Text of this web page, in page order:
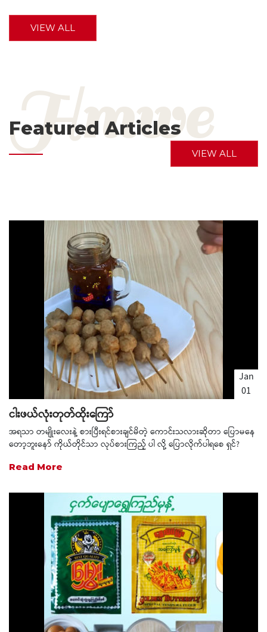
VIEW ALL
Featured Articles
VIEW ALL
Jan
01
ငါးဖယ်လုံးတုတ်ထိုးကြော်
အရသာ တမျိုးလေးနဲ့ စားပြီးရင်စားချင်မိတဲ့ ကောင်းသလားဆိုတာ ပြောမနေ
တော့ဘူးနော် ကိုယ်တိုင်သာ လုပ်စားကြည့် ပါ လို့ ပြောလိုက်ပါရစေ ရှင်?
Read More